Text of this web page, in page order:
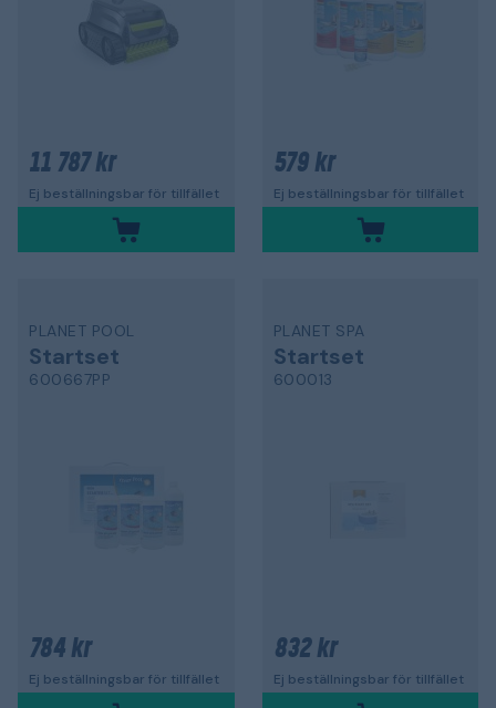
11 787 kr
Ej beställningsbar för tillfället
579 kr
Ej beställningsbar för tillfället
PLANET POOL
Startset
600667PP
784 kr
Ej beställningsbar för tillfället
PLANET SPA
Startset
600013
832 kr
Ej beställningsbar för tillfället